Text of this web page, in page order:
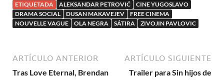
Strangler
(Slobodan Sijan)
ETIQUETADA ALEKSANDAR PETROVIĆ
CINE YUGOSLAVO
DRAMA SOCIAL
DUSAN MAKAVEJEV
FREE CINEMA
NOUVELLE VAGUE
OLA NEGRA SÁTIRA ZIVOJIN PAVLOVIC
ARTÍCULO ANTERIOR
Tras Love Eternal, Brendan
ARTÍCULO SIGUIENTE
Trailer para Sin hijos de